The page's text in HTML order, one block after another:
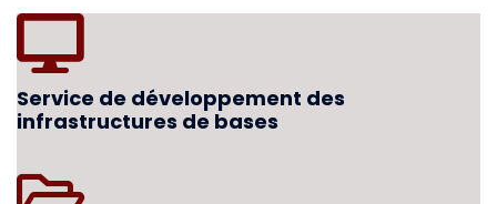
Service de développement des
infrastructures de bases